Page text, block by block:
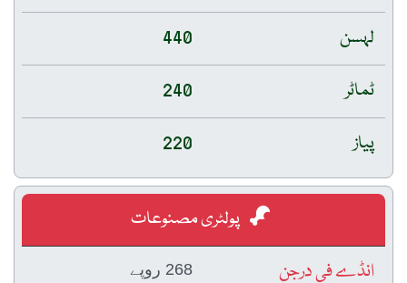
لہسن
440
ٹماٹر
240
پیاز
220
پولٹری مصنوعات
انڈے فی درجن
268 روپے